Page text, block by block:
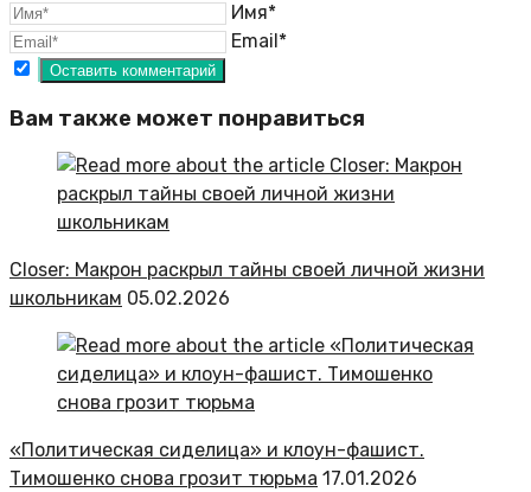
Имя*
Email*
Вам также может понравиться
Closer: Макрон раскрыл тайны своей личной жизни
школьникам 05.02.2026
«Политическая сиделица» и клоун-фашист.
Тимошенко снова грозит тюрьма 17.01.2026